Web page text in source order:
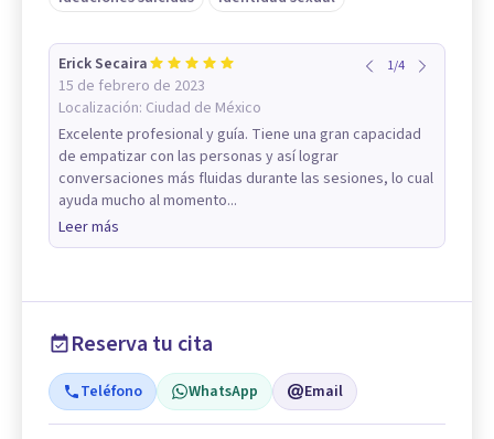
Erick Secaira
15 de febrero de 2023
Localización: Ciudad de México
1/4
Excelente profesional y guía. Tiene una gran capacidad
de empatizar con las personas y así lograr
conversaciones más fluidas durante las sesiones, lo cual
ayuda mucho al momento...
Leer más
Reserva tu cita
Teléfono WhatsApp Email